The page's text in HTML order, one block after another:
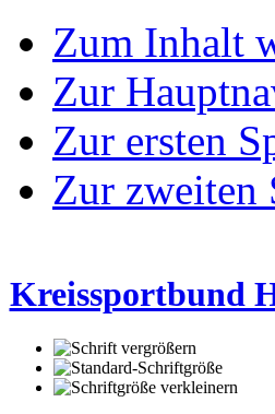
Zum Inhalt
Zur
Zur ersten
Zur zweiten
Kreissportbund